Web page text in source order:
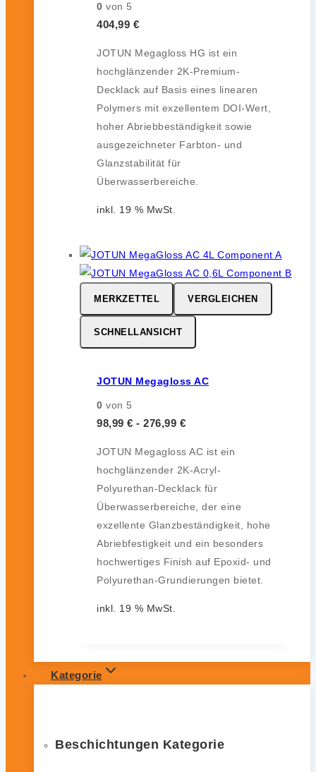
0 von 5
404,99 €
JOTUN Megagloss HG ist ein
hochglänzender 2K-Premium-
Decklack auf Basis eines linearen
Polymers mit exzellentem DOI-Wert,
hoher Abriebbeständigkeit sowie
ausgezeichneter Farbton- und
Glanzstabilität für
Überwasserbereiche.
inkl. 19 % MwSt.
MERKZETTEL VERGLEICHEN
SCHNELLANSICHT
JOTUN Megagloss AC
0 von 5
98,99 € - 276,99 €
JOTUN Megagloss AC ist ein
hochglänzender 2K-Acryl-
Polyurethan-Decklack für
Überwasserbereiche, der eine
exzellente Glanzbeständigkeit, hohe
Abriebfestigkeit und ein besonders
hochwertiges Finish auf Epoxid- und
Polyurethan-Grundierungen bietet.
inkl. 19 % MwSt.
Kategorie
Beschichtungen Kategorie